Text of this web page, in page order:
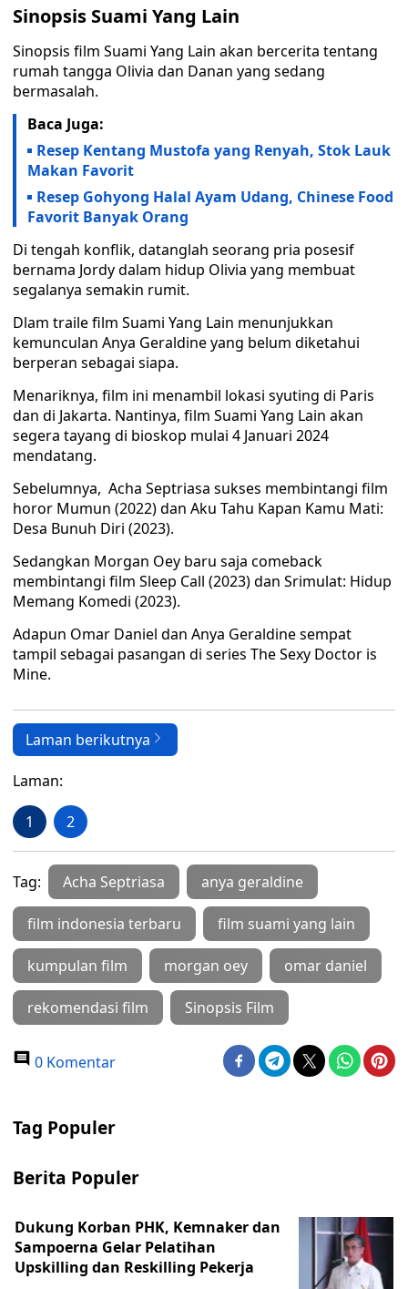
Sinopsis Suami Yang Lain
Sinopsis film Suami Yang Lain akan bercerita tentang
rumah tangga Olivia dan Danan yang sedang
bermasalah.
Baca Juga:
Resep Kentang Mustofa yang Renyah, Stok Lauk
Makan Favorit
Resep Gohyong Halal Ayam Udang, Chinese Food
Favorit Banyak Orang
Di tengah konflik, datanglah seorang pria posesif
bernama Jordy dalam hidup Olivia yang membuat
segalanya semakin rumit.
Dlam traile film Suami Yang Lain menunjukkan
kemunculan Anya Geraldine yang belum diketahui
berperan sebagai siapa.
Menariknya, film ini menambil lokasi syuting di Paris
dan di Jakarta. Nantinya, film Suami Yang Lain akan
segera tayang di bioskop mulai 4 Januari 2024
mendatang.
Sebelumnya, Acha Septriasa sukses membintangi film
horor Mumun (2022) dan Aku Tahu Kapan Kamu Mati:
Desa Bunuh Diri (2023).
Sedangkan Morgan Oey baru saja comeback
membintangi film Sleep Call (2023) dan Srimulat: Hidup
Memang Komedi (2023).
Adapun Omar Daniel dan Anya Geraldine sempat
tampil sebagai pasangan di series The Sexy Doctor is
Mine.
Laman berikutnya
Laman:
1 2
Tag: Acha Septriasa anya geraldine
film indonesia terbaru film suami yang lain
kumpulan film morgan oey omar daniel
rekomendasi film Sinopsis Film
0 Komentar
Tag Populer
Berita Populer
Dukung Korban PHK, Kemnaker dan
Sampoerna Gelar Pelatihan
Upskilling dan Reskilling Pekerja